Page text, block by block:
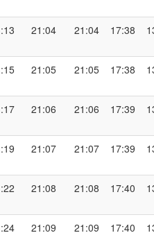
17:38
21:04
21:04
23:13
17:38
21:05
21:05
23:15
17:39
21:06
21:06
23:17
17:39
21:07
21:07
23:19
17:40
21:08
21:08
23:22
17:40
21:09
21:09
23:24